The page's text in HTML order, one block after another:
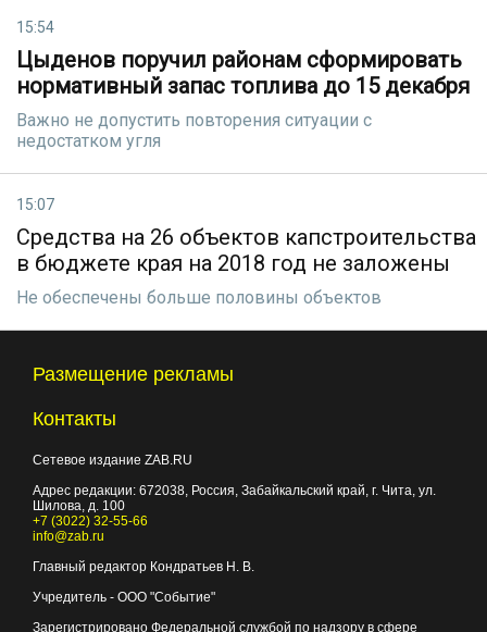
15:54
Цыденов поручил районам сформировать
нормативный запас топлива до 15 декабря
Важно не допустить повторения ситуации с
недостатком угля
15:07
Средства на 26 объектов капстроительства
в бюджете края на 2018 год не заложены
Не обеспечены больше половины объектов
Размещение рекламы
Контакты
Сетевое издание ZAB.RU
Адрес редакции: 672038, Россия, Забайкальский край, г. Чита, ул.
Шилова, д. 100
+7 (3022) 32-55-66
info@zab.ru
Главный редактор Кондратьев Н. В.
Учредитель - ООО "Событие"
Зарегистрировано Федеральной службой по надзору в сфере